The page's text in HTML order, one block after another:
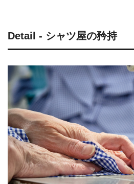
Detail - シャツ屋の矜持